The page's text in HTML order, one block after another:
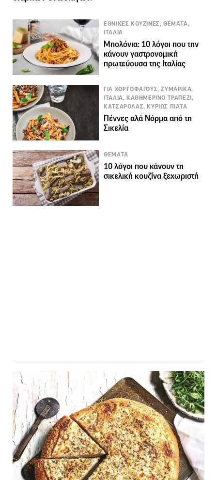
ΕΘΝΙΚΕΣ ΚΟΥΖΙΝΕΣ, ΘΕΜΑΤΑ,
ΙΤΑΛΙΑ
Μπολόνια: 10 λόγοι που την
κάνουν γαστρονομική
πρωτεύουσα της Ιταλίας
ΓΙΑ ΧΟΡΤΟΦΑΓΟΥΣ, ΖΥΜΑΡΙΚΑ,
ΙΤΑΛΙΑ, ΚΑΘΗΜΕΡΙΝΟ ΤΡΑΠΕΖΙ,
ΚΑΤΣΑΡΟΛΑΣ, ΚΥΡΙΩΣ ΠΙΑΤΑ
Πέννες αλά Νόρμα από τη
Σικελία
ΘΕΜΑΤΑ
10 λόγοι που κάνουν τη
σικελική κουζίνα ξεχωριστή